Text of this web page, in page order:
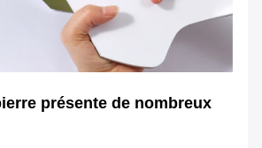
présente de nombreux